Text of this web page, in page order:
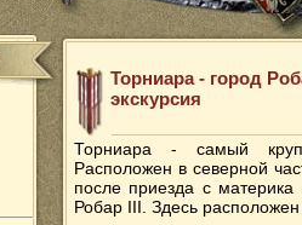
Торниара - город
экскурсия
Торниара - самый
Расположен в северной
после приезда с
Робар III. Здесь